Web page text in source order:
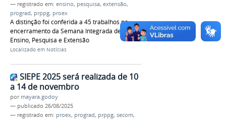
— registrado em: ensino, pesquisa, extensão,
prograd, prppg, proex
A distinção foi conferida a 45 trabalhos no
encerramento da Semana Integrada de
Ensino, Pesquisa e Extensão
Localizado em Notícias
SIEPE 2025 será realizada de 10
a 14 de novembro
por mayara.godoy
— publicado 26/08/2025
— registrado em: proex, prograd, prppg, secom,